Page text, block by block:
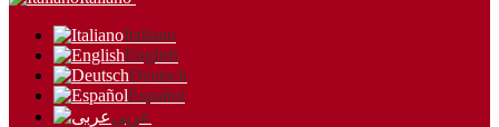
Italiano
English
Deutsch
Español
عربى